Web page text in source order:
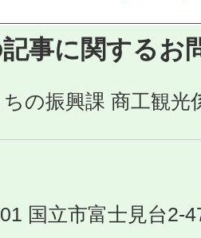
事に関するお
の振興課 商工観光
国立市富士見台2-